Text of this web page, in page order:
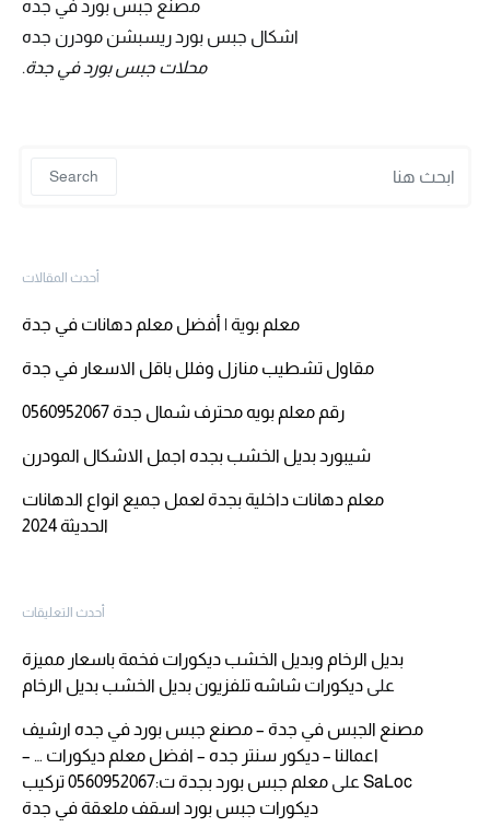
مصنع جبس بورد في جده
اشكال جبس بورد ريسبشن مودرن جده
محلات جبس بورد في جدة.
Search
أحدث المقالات
معلم بوية | أفضل معلم دهانات في جدة
مقاول تشطيب منازل وفلل باقل الاسعار في جدة
رقم معلم بويه محترف شمال جدة 0560952067
شيبورد بديل الخشب بجده اجمل الاشكال المودرن
معلم دهانات داخلية بجدة لعمل جميع انواع الدهانات
الحديثة 2024
أحدث التعليقات
بديل الرخام وبديل الخشب ديكورات فخمة باسعار مميزة
على ديكورات شاشه تلفزيون بديل الخشب بديل الرخام
مصنع الجبس في جدة – مصنع جبس بورد في جده ارشيف
اعمالنا – ديكور سنتر جده – افضل معلم ديكورات … –
SaLocعلى
معلم جبس بورد بجدة ت:0560952067 تركيب
ديكورات جبس بورد اسقف ملعقة في جدة